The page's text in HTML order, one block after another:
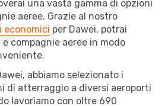
una vasta gamma di opzioni
aeree. Grazie al nostro
economici per Dawei, potrai
compagnie aeree in modo
abbiamo selezionato i
di atterraggio a diversi aeroporti
lavoriamo con oltre 690